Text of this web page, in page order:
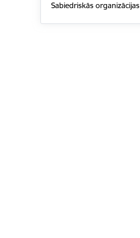
Sabiedriskās organizācijas